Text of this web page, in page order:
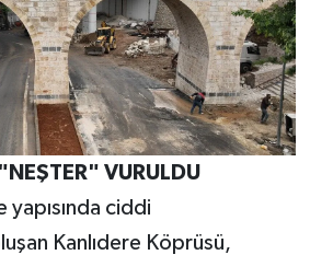
VURULDU
ciddi
Kanlıdere Köprüsü,